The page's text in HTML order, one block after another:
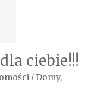
ciebie!!!
/ Domy,